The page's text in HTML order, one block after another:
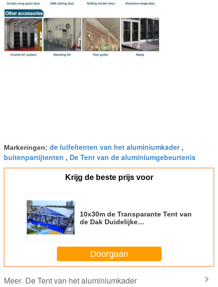
Markeringen: de luifeltenten van het aluminiumkader,
buitenpartijtenten , De Tent van de aluminiumgebeurtenis
Krijg de beste prijs voor
10x30m de Transparante Tent van
de Dak Duidelijke
Doorgaan
Meer De Tent van het aluminiumkader